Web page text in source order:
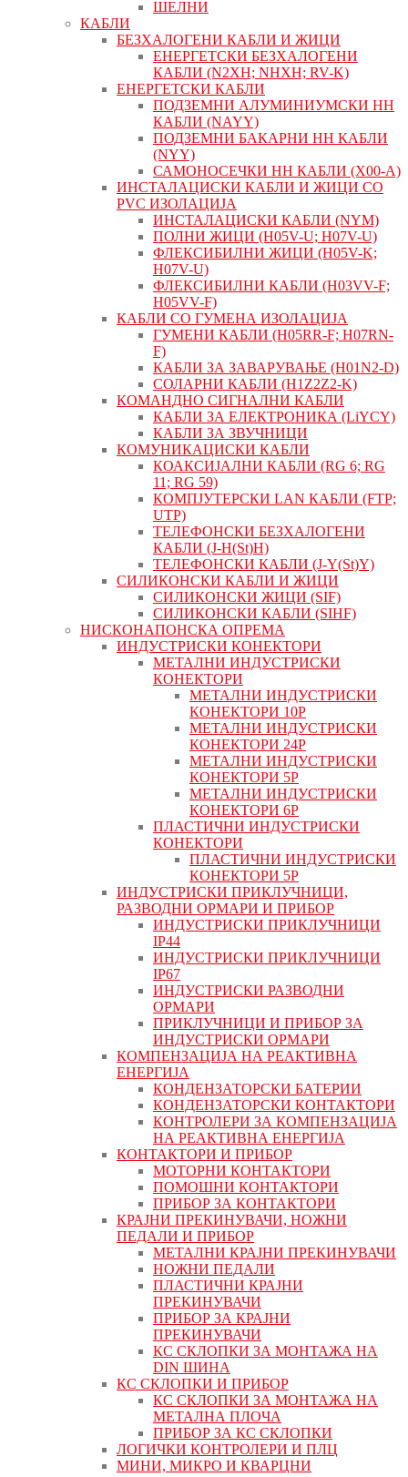
ШЕЛНИ
КАБЛИ
БЕЗХАЛОГЕНИ КАБЛИ И ЖИЦИ
ЕНЕРГЕТСКИ БЕЗХАЛОГЕНИ
КАБЛИ (N2XH; NHXH; RV-K)
ЕНЕРГЕТСКИ КАБЛИ
ПОДЗЕМНИ АЛУМИНИУМСКИ НН
КАБЛИ (NAYY)
ПОДЗЕМНИ БАКАРНИ НН КАБЛИ
(NYY)
САМОНОСЕЧКИ НН КАБЛИ (X00-A)
ИНСТАЛАЦИСКИ КАБЛИ И ЖИЦИ СО
PVC ИЗОЛАЦИЈА
ИНСТАЛАЦИСКИ КАБЛИ (NYM)
ПОЛНИ ЖИЦИ (H05V-U; H07V-U)
ФЛЕКСИБИЛНИ ЖИЦИ (H05V-K;
H07V-U)
ФЛЕКСИБИЛНИ КАБЛИ (H03VV-F;
H05VV-F)
КАБЛИ СО ГУМЕНА ИЗОЛАЦИЈА
ГУМЕНИ КАБЛИ (H05RR-F; H07RN-
F)
КАБЛИ ЗА ЗАВАРУВАЊЕ (H01N2-D)
СОЛАРНИ КАБЛИ (H1Z2Z2-K)
КОМАНДНО СИГНАЛНИ КАБЛИ
КАБЛИ ЗА ЕЛЕКТРОНИКА (LiYCY)
КАБЛИ ЗА ЗВУЧНИЦИ
КОМУНИКАЦИСКИ КАБЛИ
КОАКСИЈАЛНИ КАБЛИ (RG 6; RG
11; RG 59)
КОМПЈУТЕРСКИ LAN КАБЛИ (FTP;
UTP)
ТЕЛЕФОНСКИ БЕЗХАЛОГЕНИ
КАБЛИ (J-H(St)H)
ТЕЛЕФОНСКИ КАБЛИ (J-Y(St)Y)
СИЛИКОНСКИ КАБЛИ И ЖИЦИ
СИЛИКОНСКИ ЖИЦИ (SIF)
СИЛИКОНСКИ КАБЛИ (SIHF)
НИСКОНАПОНСКА ОПРЕМА
ИНДУСТРИСКИ КОНЕКТОРИ
МЕТАЛНИ ИНДУСТРИСКИ
КОНЕКТОРИ
МЕТАЛНИ ИНДУСТРИСКИ
КОНЕКТОРИ 10P
МЕТАЛНИ ИНДУСТРИСКИ
КОНЕКТОРИ 24P
МЕТАЛНИ ИНДУСТРИСКИ
КОНЕКТОРИ 5P
МЕТАЛНИ ИНДУСТРИСКИ
КОНЕКТОРИ 6P
ПЛАСТИЧНИ ИНДУСТРИСКИ
КОНЕКТОРИ
ПЛАСТИЧНИ ИНДУСТРИСКИ
КОНЕКТОРИ 5P
ИНДУСТРИСКИ ПРИКЛУЧНИЦИ,
РАЗВОДНИ ОРМАРИ И ПРИБОР
ИНДУСТРИСКИ ПРИКЛУЧНИЦИ
IP44
ИНДУСТРИСКИ ПРИКЛУЧНИЦИ
IP67
ИНДУСТРИСКИ РАЗВОДНИ
ОРМАРИ
ПРИКЛУЧНИЦИ И ПРИБОР ЗА
ИНДУСТРИСКИ ОРМАРИ
КОМПЕНЗАЦИЈА НА РЕАКТИВНА
ЕНЕРГИЈА
КОНДЕНЗАТОРСКИ БАТЕРИИ
КОНДЕНЗАТОРСКИ КОНТАКТОРИ
КОНТРОЛЕРИ ЗА КОМПЕНЗАЦИЈА
НА РЕАКТИВНА ЕНЕРГИЈА
КОНТАКТОРИ И ПРИБОР
МОТОРНИ КОНТАКТОРИ
ПОМОШНИ КОНТАКТОРИ
ПРИБОР ЗА КОНТАКТОРИ
КРАЈНИ ПРЕКИНУВАЧИ, НОЖНИ
ПЕДАЛИ И ПРИБОР
МЕТАЛНИ КРАЈНИ ПРЕКИНУВАЧИ
НОЖНИ ПЕДАЛИ
ПЛАСТИЧНИ КРАЈНИ
ПРЕКИНУВАЧИ
ПРИБОР ЗА КРАЈНИ
ПРЕКИНУВАЧИ
КС СКЛОПКИ ЗА МОНТАЖА НА
DIN ШИНА
КС СКЛОПКИ И ПРИБОР
КС СКЛОПКИ ЗА МОНТАЖА НА
МЕТАЛНА ПЛОЧА
ПРИБОР ЗА КС СКЛОПКИ
ЛОГИЧКИ КОНТРОЛЕРИ И ПЛЦ
МИНИ, МИКРО И КВАРЦНИ